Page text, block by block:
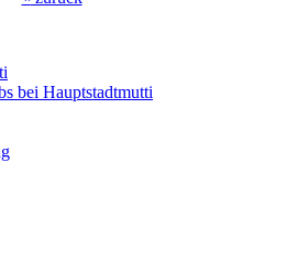
bei Hauptstadtmutti